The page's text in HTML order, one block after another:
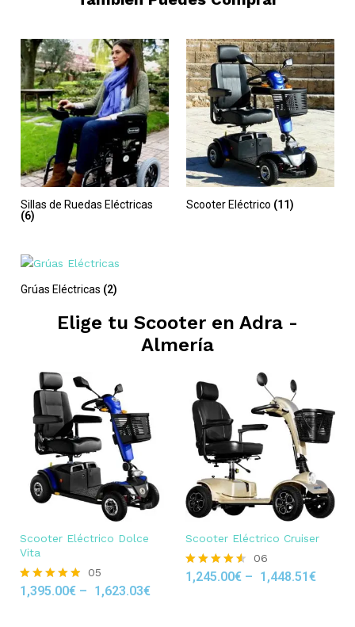
Sillas de Ruedas Eléctricas
(6)
Scooter Eléctrico (11)
Grúas Eléctricas (2)
Elige tu Scooter en Adra -
Almería
Scooter Eléctrico Dolce
Vita
Rated
05
1,395.00€ – 1,623.03€
Scooter Eléctrico Cruiser
Rated
06
1,245.00€ – 1,448.51€